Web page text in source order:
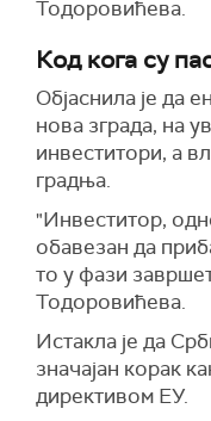
Тодоровићева.
Код кога су
Објаснила је да
нова зграда, на
инвеститори, а
градња.
"Инвеститор,
обавезан да
то у фази
Тодоровићева.
Истакла је да
значајан корак
директивом ЕУ.